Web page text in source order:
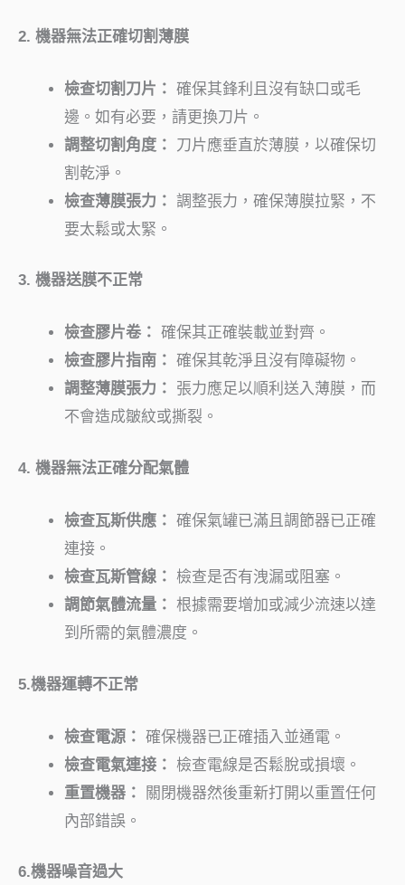
2. 機器無法正確切割薄膜
檢查切割刀片： 確保其鋒利且沒有缺口或毛
邊。如有必要，請更換刀片。
調整切割角度：
刀片應垂直於薄膜，以確保切
割乾淨。
檢查薄膜張力： 調整張力，確保薄膜拉緊，不
要太鬆或太緊。
3. 機器送膜不正常
檢查膠片卷： 確保其正確裝載並對齊。
檢查膠片指南： 確保其乾淨且沒有障礙物。
調整薄膜張力：
張力應足以順利送入薄膜，而
不會造成皺紋或撕裂。
4. 機器無法正確分配氣體
檢查瓦斯供應： 確保氣罐已滿且調節器已正確
連接。
檢查瓦斯管線： 檢查是否有洩漏或阻塞。
調節氣體流量：
根據需要增加或減少流速以達
到所需的氣體濃度。
5.機器運轉不正常
檢查電源： 確保機器已正確插入並通電。
檢查電氣連接： 檢查電線是否鬆脫或損壞。
重置機器：
關閉機器然後重新打開以重置任何
內部錯誤。
6.機器噪音過大